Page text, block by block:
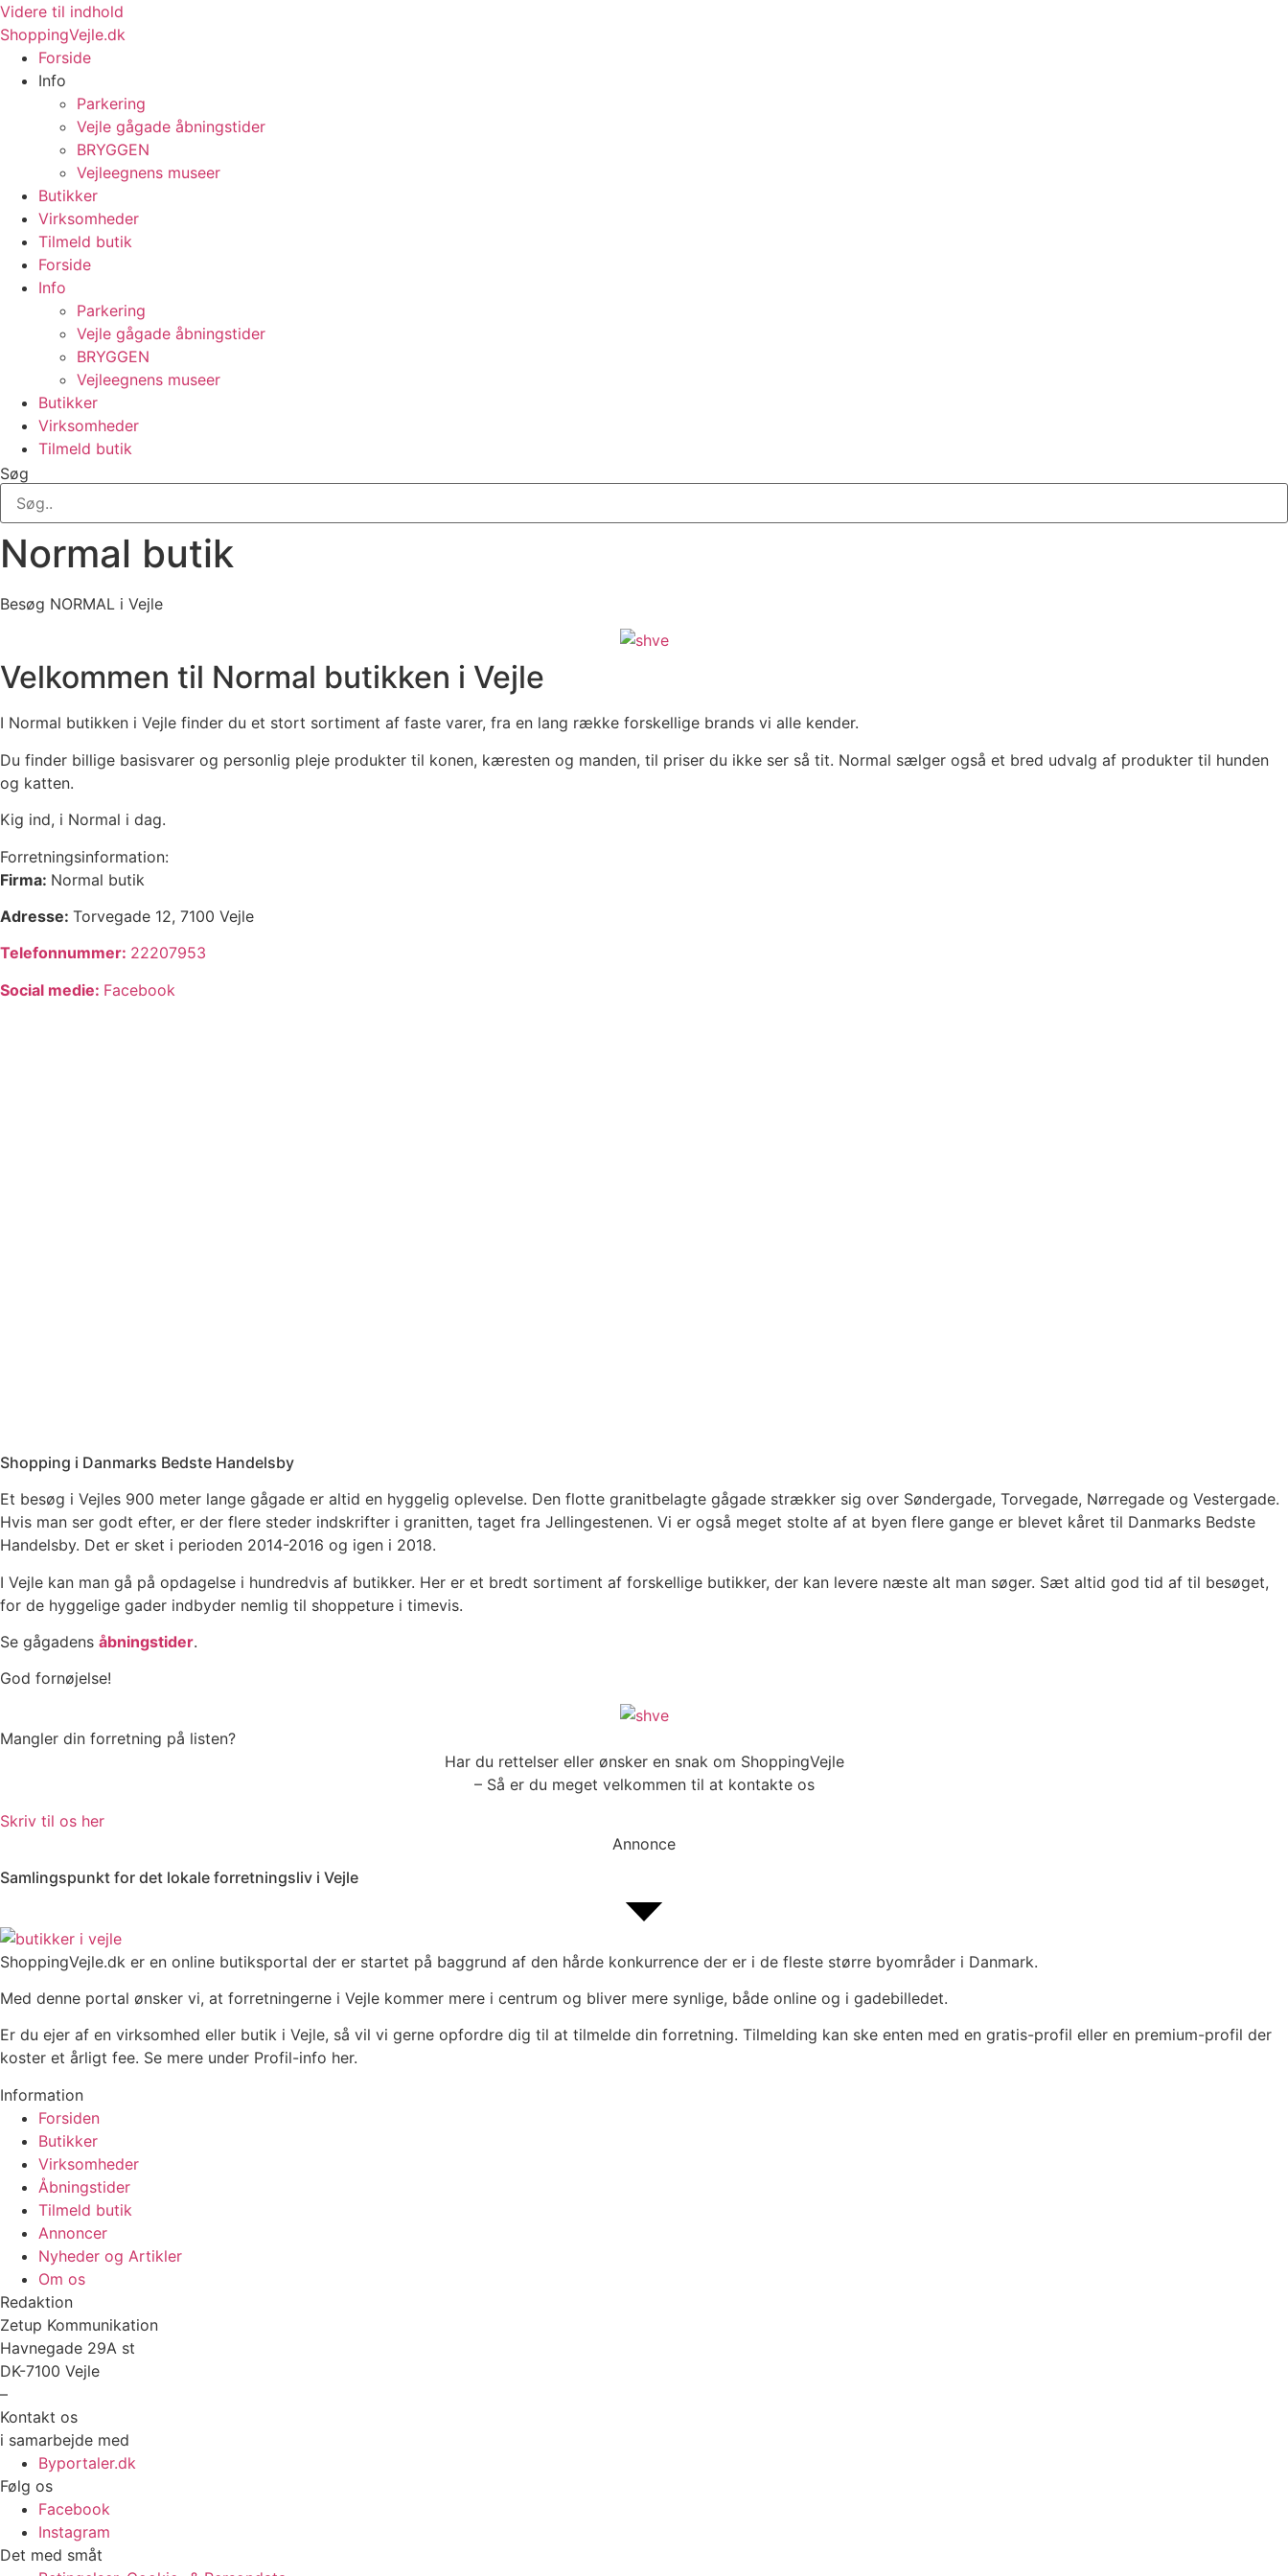
Videre til indhold
ShoppingVejle.dk
Forside
Info
Parkering
Vejle gågade åbningstider
BRYGGEN
Vejleegnens museer
Butikker
Virksomheder
Tilmeld butik
Forside
Info
Parkering
Vejle gågade åbningstider
BRYGGEN
Vejleegnens museer
Butikker
Virksomheder
Tilmeld butik
Søg
Normal butik
Besøg NORMAL i Vejle
Velkommen til Normal butikken i Vejle
I Normal butikken i Vejle finder du et stort sortiment af faste varer, fra en lang række forskellige brands vi alle kender.
Du finder billige basisvarer og personlig pleje produkter til konen, kæresten og manden, til priser du ikke ser så tit. Normal sælger også et bred udvalg af produkter til hunden
og katten.
Kig ind, i Normal i dag.
Forretningsinformation:
Firma: Normal butik
Adresse: Torvegade 12, 7100 Vejle
Telefonnummer: 22207953
Social medie: Facebook
Shopping i Danmarks Bedste Handelsby
Et besøg i Vejles 900 meter lange gågade er altid en hyggelig oplevelse. Den flotte granitbelagte gågade strækker sig over Søndergade, Torvegade, Nørregade og Vestergade.
Hvis man ser godt efter, er der flere steder indskrifter i granitten, taget fra Jellingestenen. Vi er også meget stolte af at byen flere gange er blevet kåret til Danmarks Bedste
Handelsby. Det er sket i perioden 2014-2016 og igen i 2018.
I Vejle kan man gå på opdagelse i hundredvis af butikker. Her er et bredt sortiment af forskellige butikker, der kan levere næste alt man søger. Sæt altid god tid af til besøget,
for de hyggelige gader indbyder nemlig til shoppeture i timevis.
Se gågadens åbningstider.
God fornøjelse!
Mangler din forretning på listen?
Har du rettelser eller ønsker en snak om ShoppingVejle
– Så er du meget velkommen til at kontakte os
Skriv til os her
Annonce
Samlingspunkt for det lokale forretningsliv i Vejle
ShoppingVejle.dk er en online butiks­portal der er startet på baggrund af den hårde konkurrence der er i de fleste større byområder i Danmark.
Med denne portal ønsker vi, at forretningerne i Vejle kommer mere i centrum og bliver mere synlige, både online og i gadebilledet.
Er du ejer af en virksomhed eller butik i Vejle, så vil vi gerne opfordre dig til at tilmelde din forretning. Tilmelding kan ske enten med en gratis-profil eller en premium-profil der
koster et årligt fee. Se mere under Profil-info her.
Information
Forsiden
Butikker
Virksomheder
Åbningstider
Tilmeld butik
Annoncer
Nyheder og Artikler
Om os
Redaktion
Zetup Kommunikation
Havnegade 29A st
DK-7100 Vejle
–
Kontakt os
i samarbejde med
Byportaler.dk
Følg os
Facebook
Instagram
Det med småt